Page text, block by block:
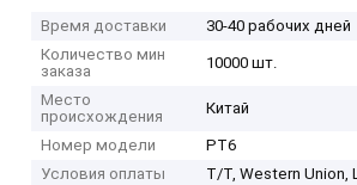
Время доставки
30-40 рабочих дней
Количество мин
заказа
10000 шт.
Место
происхождения
Китай
Номер модели
PT6
Условия оплаты
T/T, Western Union,